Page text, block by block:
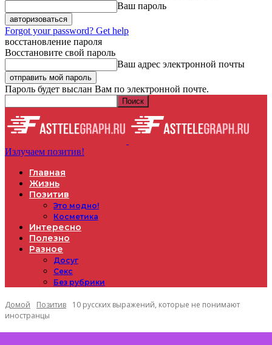
Ваш пароль
Forgot your password? Get help
восстановление пароля
Восстановите свой пароль
Ваш адрес электронной почты
Пароль будет выслан Вам по электронной почте.
Излучаем позитив!
Главная
Жизнь
Позитив
Это модно!
Косметика
Интересно
Полезно
Разное
Досуг
Секс
Без рубрики
Домой Позитив
10 русских выражений, которые не понимают
иностранцы